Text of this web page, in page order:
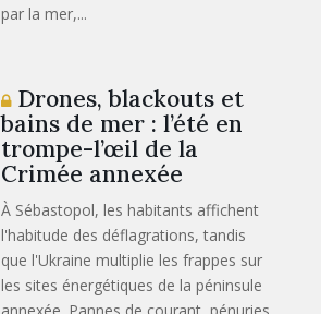
par la mer,...
Drones, blackouts et
bains de mer : l’été en
trompe-l’œil de la
Crimée annexée
À Sébastopol, les habitants affichent
l'habitude des déflagrations, tandis
que l'Ukraine multiplie les frappes sur
les sites énergétiques de la péninsule
annexée. Pannes de courant, pénuries